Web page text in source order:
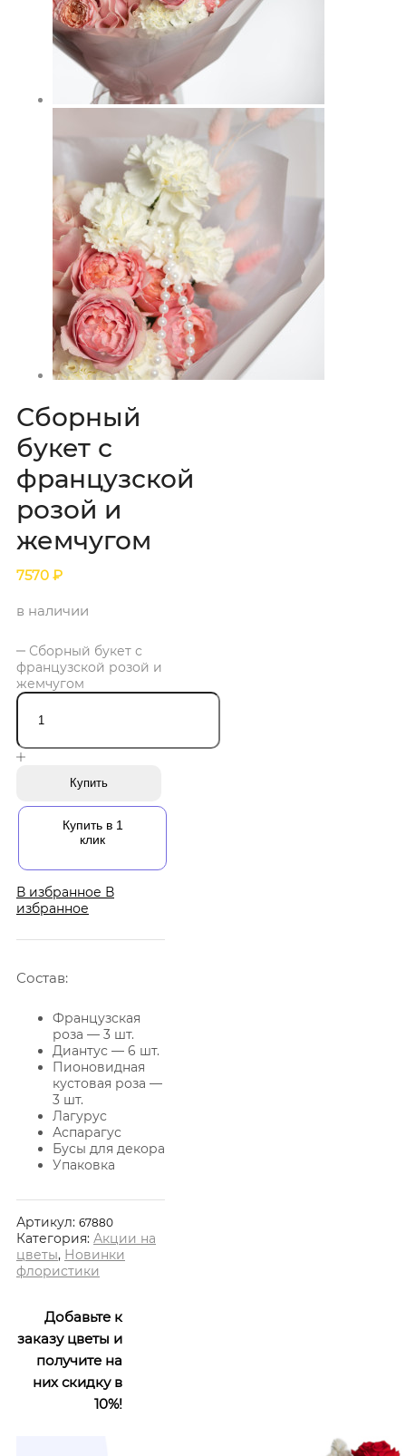
Сборный
букет с
французской
розой и
жемчугом
7570 ₽
в наличии
Сборный букет с
французской розой и
жемчугом
Купить
Купить в 1
клик
В избранное В
избранное
Состав:
Французская
роза — 3 шт.
Диантус — 6 шт.
Пионовидная
кустовая роза —
3 шт.
Лагурус
Аспарагус
Бусы для декора
Упаковка
Артикул: 67880
Категория: Акции на
цветы, Новинки
флористики
Добавьте к
заказу цветы и
получите на
них скидку в
10%!